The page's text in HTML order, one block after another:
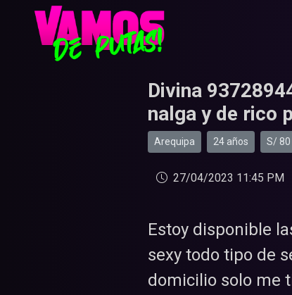
Divina 937289448, hermosa chica con grandes
nalga y de rico
Arequipa 24 años S/ 80
27/04/2023 11:45 PM
Estoy disponible
sexy todo tipo de
domicilio solo me